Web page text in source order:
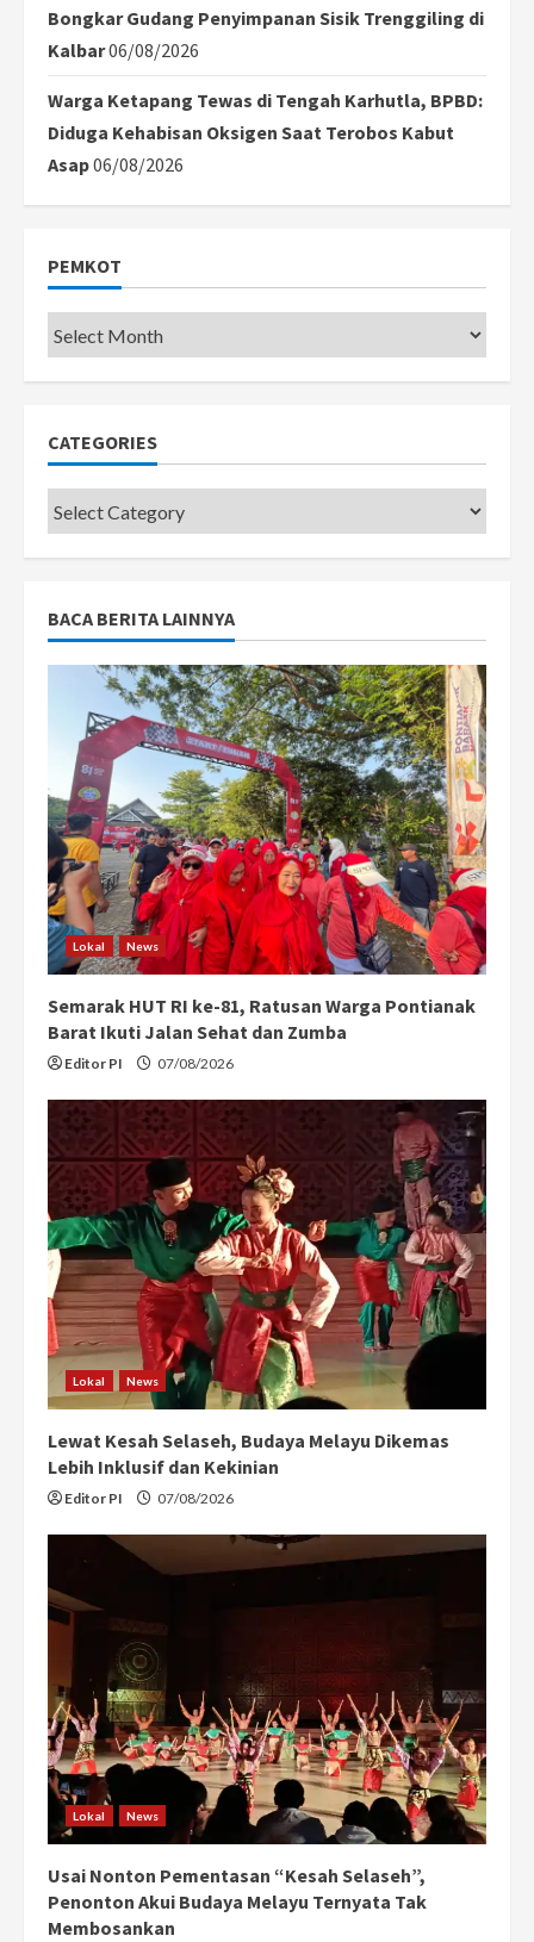
Bongkar Gudang Penyimpanan Sisik Trenggiling di
Kalbar06/08/2026
Warga Ketapang Tewas di Tengah Karhutla, BPBD:
Diduga Kehabisan Oksigen Saat Terobos Kabut
Asap06/08/2026
PEMKOT
Pemkot
CATEGORIES
Categories
BACA BERITA LAINNYA
Lokal News
Semarak HUT RI ke-81, Ratusan Warga Pontianak
Barat Ikuti Jalan Sehat dan Zumba
Editor PI 07/08/2026
Lokal News
Lewat Kesah Selaseh, Budaya Melayu Dikemas
Lebih Inklusif dan Kekinian
Editor PI 07/08/2026
Lokal News
Usai Nonton Pementasan “Kesah Selaseh”,
Penonton Akui Budaya Melayu Ternyata Tak
Membosankan